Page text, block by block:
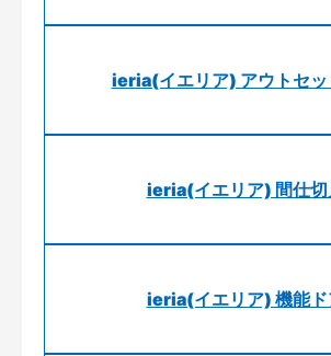
ieria(イエリア) アウトセッ
ieria(イエリア) 間仕切
ieria(イエリア) 機能ド